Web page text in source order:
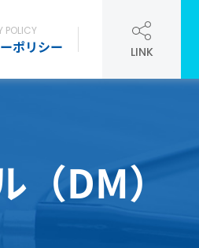
POLICY
ポリシー LINK
（DM）